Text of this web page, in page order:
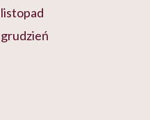
listopad
grudzień